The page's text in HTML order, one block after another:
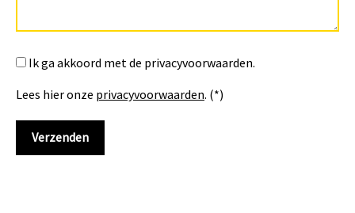
Ik ga akkoord met de privacyvoorwaarden.
Lees hier onze privacyvoorwaarden. (*)